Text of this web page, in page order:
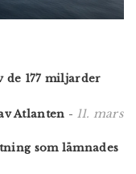
de 177 miljarder
Atlanten - 11. mars
som lämnades